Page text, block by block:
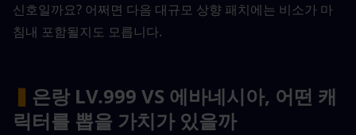
신호일까요? 어쩌면 다음 대규모 상향 패치에는 비소가 마
침내 포함될지도 모릅니다.
▍ 은랑 LV.999 VS 에바네시아, 어떤 캐
릭터를 뽑을 가치가 있을까